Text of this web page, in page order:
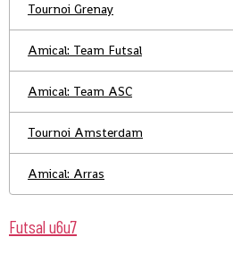
Tournoi Grenay
Amical: Team Futsal
Amical: Team ASC
Tournoi Amsterdam
Amical: Arras
Futsal u6u7